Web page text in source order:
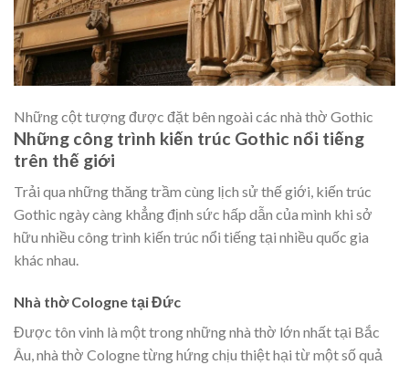
Những cột tượng được đặt bên ngoài các nhà thờ Gothic
Những công trình kiến trúc Gothic nổi tiếng
trên thế giới
Trải qua những thăng trầm cùng lịch sử thế giới, kiến trúc
Gothic ngày càng khẳng định sức hấp dẫn của mình khi sở
hữu nhiều công trình kiến trúc nổi tiếng tại nhiều quốc gia
khác nhau.
Nhà thờ Cologne tại Đức
Được tôn vinh là một trong những nhà thờ lớn nhất tại Bắc
Âu, nhà thờ Cologne từng hứng chịu thiệt hại từ một số quả